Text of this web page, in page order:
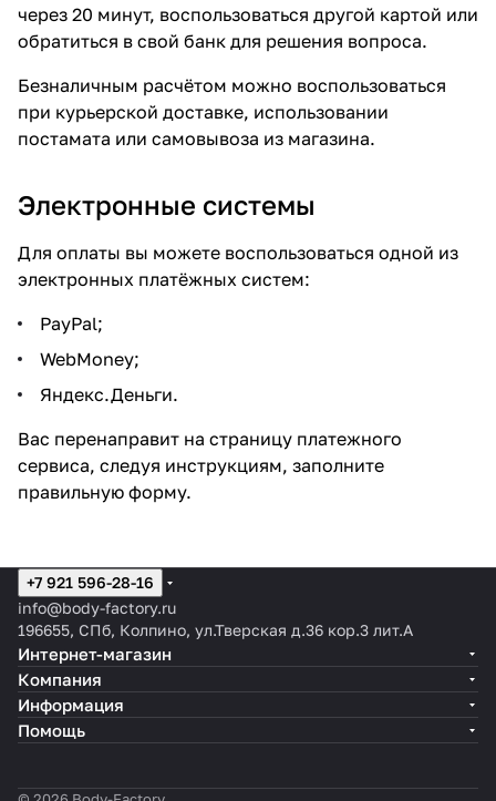
через 20 минут, воспользоваться другой картой или
обратиться в свой банк для решения вопроса.
Безналичным расчётом можно воспользоваться
при курьерской доставке, использовании
постамата или самовывоза из магазина.
Электронные системы
Для оплаты вы можете воспользоваться одной из
электронных платёжных систем:
PayPal;
WebMoney;
Яндекс.Деньги.
Вас перенаправит на страницу платежного
сервиса, следуя инструкциям, заполните
правильную форму.
+7 921 596-28-16
info@body-factory.ru
196655, СПб, Колпино, ул.Тверская д.36 кор.3 лит.А
Интернет-магазин
Компания
Информация
Помощь